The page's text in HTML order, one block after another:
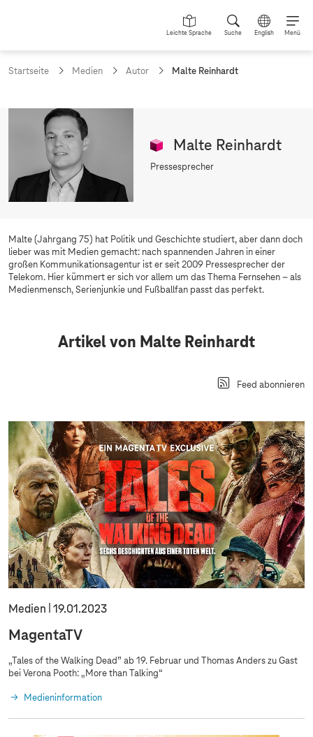
Leichte Sprache Suche English Menü
Startseite Medien Autor
a
S
Malte Reinhardt
Malte Reinhardt
Pressesprecher
Malte (Jahrgang 75) hat Politik und Geschichte studiert, aber dann doch
lieber was mit Medien gemacht: nach spannenden Jahren in einer
großen Kommunikationsagentur ist er seit 2009 Pressesprecher der
Telekom. Hier kümmert er sich vor allem um das Thema Fernsehen – als
Medienmensch, Serienjunkie und Fußballfan passt das perfekt.
Artikel von Malte Reinhardt
Feed abonnieren
Medien 19.01.2023
MagentaTV
„Tales of the Walking Dead” ab 19. Februar und Thomas Anders zu Gast
bei Verona Pooth: „More than Talking“
Medieninformation